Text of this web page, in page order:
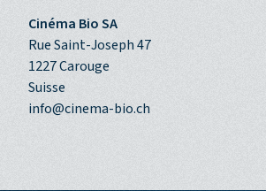
Cinéma Bio SA
Rue Saint-Joseph 47
1227 Carouge
Suisse
info@cinema-bio.ch